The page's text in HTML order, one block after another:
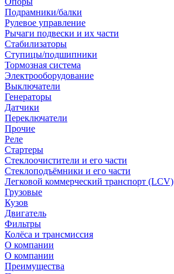
Подрамники/балки
Рулевое управление
Рычаги подвески и их части
Стабилизаторы
Ступицы/подшипники
Тормозная система
Электрооборудование
Выключатели
Генераторы
Датчики
Переключатели
Прочие
Реле
Стартеры
Стеклоочистители и его части
Стеклоподъёмники и его части
Легковой коммерческий транспорт (LCV)
Грузовые
Кузов
Двигатель
Фильтры
Колёса и трансмиссия
О компании
О компании
Преимущества